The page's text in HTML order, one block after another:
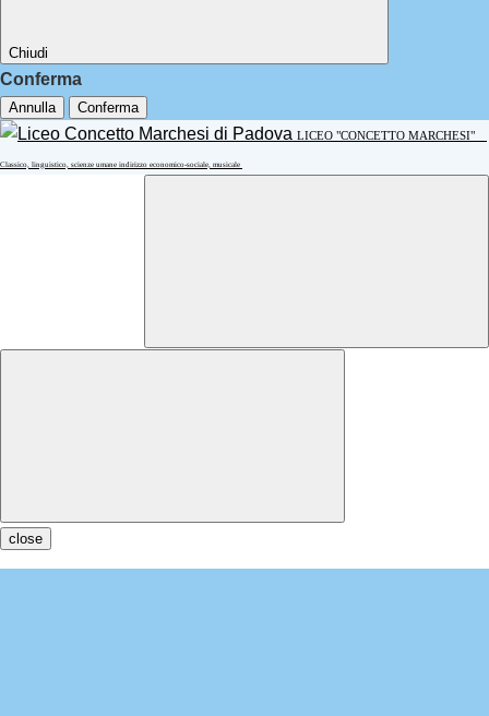
Chiudi
Conferma
Annulla Conferma
LICEO "CONCETTO MARCHESI"
Classico, linguistico, scienze umane indirizzo economico-sociale, musicale
close